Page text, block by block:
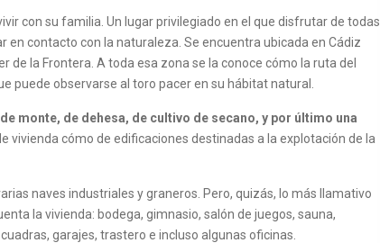
con su familia. Un lugar privilegiado en el que disfrutar de todas
en contacto con la naturaleza. Se encuentra ubicada en Cádiz
de la Frontera. A toda esa zona se la conoce cómo la ruta del
puede observarse al toro pacer en su hábitat natural.
monte, de dehesa, de cultivo de secano, y por último una
vivienda cómo de edificaciones destinadas a la explotación de la
naves industriales y graneros. Pero, quizás, lo más llamativo
la vivienda: bodega, gimnasio, salón de juegos, sauna,
garajes, trastero e incluso algunas oficinas.